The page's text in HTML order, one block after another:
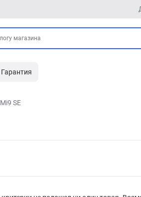
Гарантия
Mi9 SE